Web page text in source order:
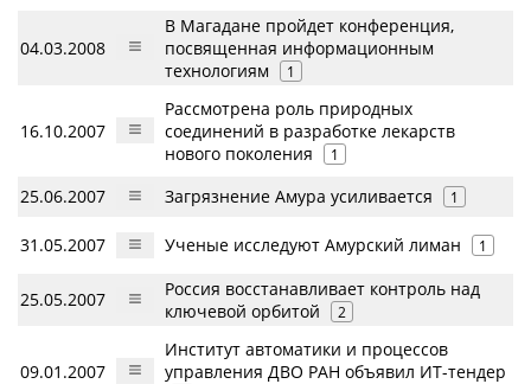
04.03.2008
В Магадане пройдет конференция,
посвященная информационным
технологиям
1
16.10.2007
Рассмотрена роль природных
соединений в разработке лекарств
нового поколения
1
25.06.2007 Загрязнение Амура усиливается 1
31.05.2007 Ученые исследуют Амурский лиман 1
25.05.2007
Россия восстанавливает контроль над
ключевой орбитой
2
09.01.2007
Институт автоматики и процессов
управления ДВО РАН объявил ИТ-тендер